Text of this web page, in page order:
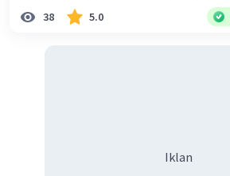
38 5.0
Iklan